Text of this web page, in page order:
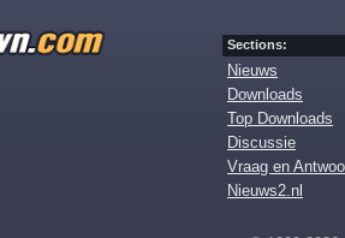
Sections:
Nieuws
Downloads
Top Downloads
Discussie
Vraag en
Nieuws2.nl